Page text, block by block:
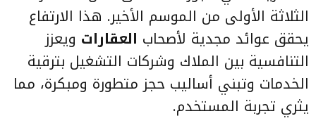
الثلاثة الأولى من الموسم الأخير. هذا الارتفاع
يحقق عوائد مجدية لأصحاب العقارات ويعزز
التنافسية بين الملاك وشركات التشغيل بترقية
الخدمات وتبني أساليب حجز متطورة ومبكرة، مما
يثري تجربة المستخدم.